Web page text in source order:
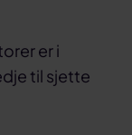
er i
til sjette